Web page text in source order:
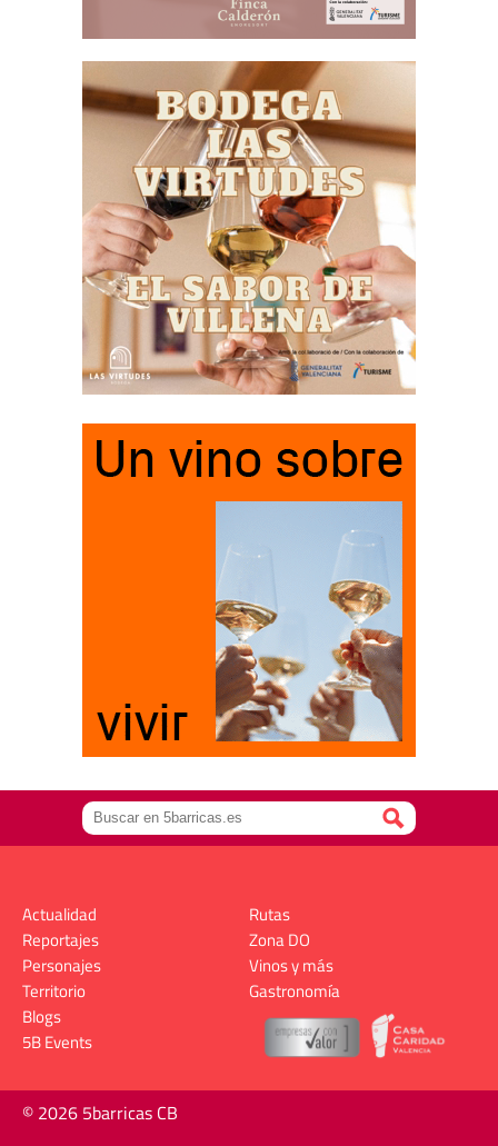
Actualidad
Reportajes
Personajes
Territorio
Rutas
Zona DO
Vinos y más
Gastronomía
Blogs
5B Events
© 2026 5barricas CB